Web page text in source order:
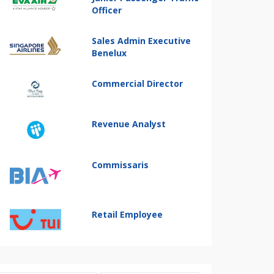
Officer
Sales Admin Executive
Benelux
Commercial Director
Revenue Analyst
Commissaris
Retail Employee